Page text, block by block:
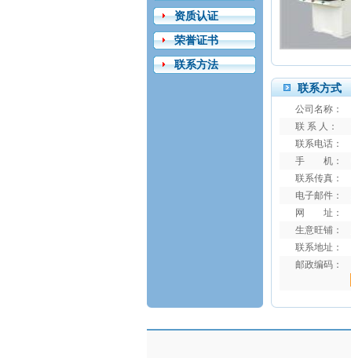
资质认证
荣誉证书
联系方法
联系方式
公司名称：
联 系 人：
联系电话：
手 机：
联系传真：
电子邮件：
网 址：
生意旺铺：
联系地址：
邮政编码：